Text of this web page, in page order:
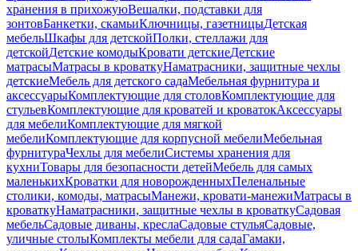
хранения в прихожуюВешалки, подставки для
зонтовБанкетки, скамьиКлючницы, газетницыДетская
мебельШкафы для детскойПолки, стеллажи для
детскойДетские комодыКровати детскиеДетские
матрасыМатрасы в кроваткуНаматрасники, защитные чехлы
детскиеМебель для детского садаМебельная фурнитура и
аксессуарыКомплектующие для столовКомплектующие для
стульевКомплектующие для кроватей и кроватокАксессуары
для мебелиКомплектующие для мягкой
мебелиКомплектующие для корпусной мебелиМебельная
фурнитураЧехлы для мебелиСистемы хранения для
кухниТовары для безопасности детейМебель для самых
маленькихКроватки для новорожденныхПеленальные
столики, комоды, матрасыМанежи, кровати-манежиМатрасы в
кроваткуНаматрасники, защитные чехлы в кроваткуСадовая
мебельСадовые диваны, креслаСадовые стульяСадовые,
уличные столыКомплекты мебели для садаГамаки,